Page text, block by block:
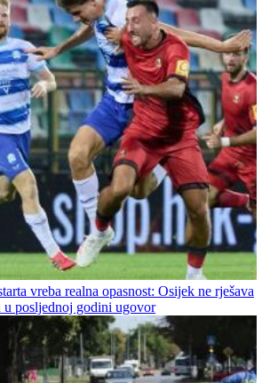
vreba realna opasnost: Osijek ne rješava
u posljednoj godini ugovor